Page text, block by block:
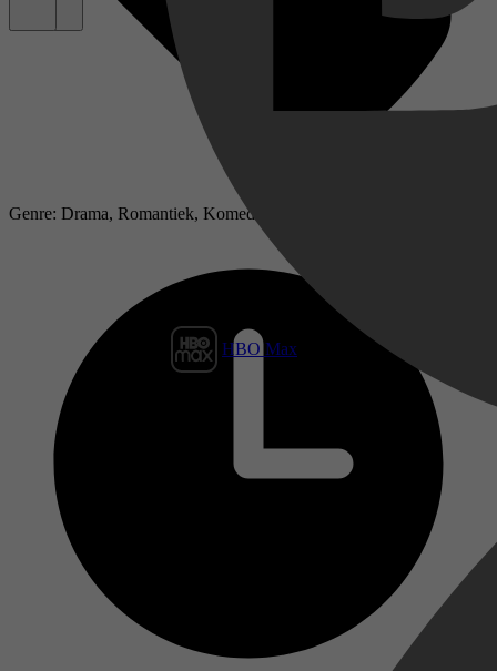
HBO Max
Genre: Drama, Romantiek, Komedie, Actie